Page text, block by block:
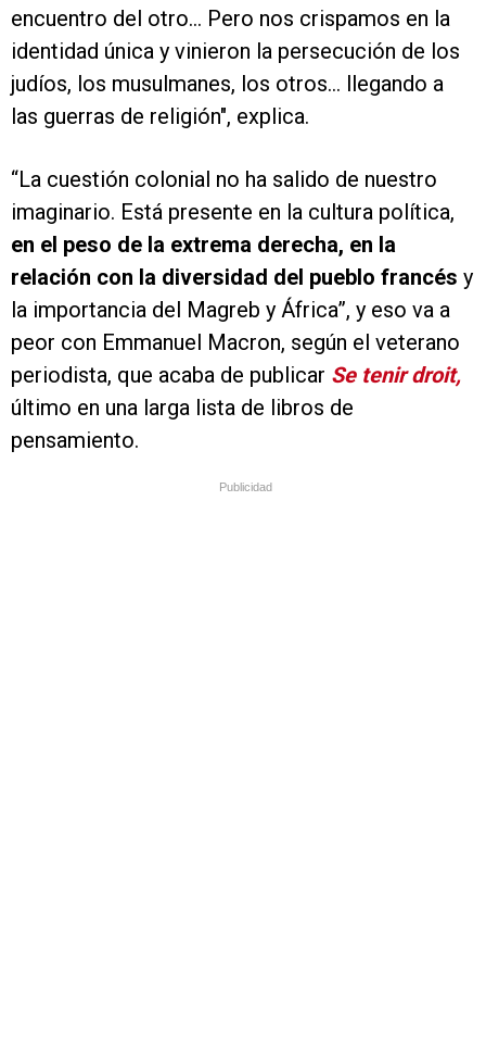
encuentro del otro… Pero nos crispamos en la
identidad única y vinieron la persecución de los
judíos, los musulmanes, los otros… llegando a
las guerras de religión", explica.
“La cuestión colonial no ha salido de nuestro
imaginario. Está presente en la cultura política,
en el peso de la extrema derecha, en la
relación con la diversidad del pueblo francés y
la importancia del Magreb y África”, y eso va a
peor con Emmanuel Macron, según el veterano
periodista, que acaba de publicar Se tenir droit,
último en una larga lista de libros de
pensamiento.
Publicidad